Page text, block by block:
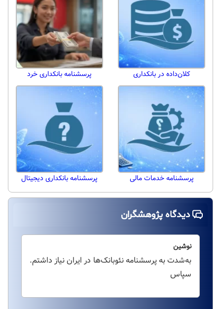
کلان‌داده در بانکداری پرسشنامه بانکداری خرد
پرسشنامه خدمات مالی پرسشنامه بانکداری دیجیتال
دیدگاه پژوهشگران
نوشین
به‌شدت به پرسشنامه نئوبانک‌ها در ایران نیاز داشتم.
سپاس